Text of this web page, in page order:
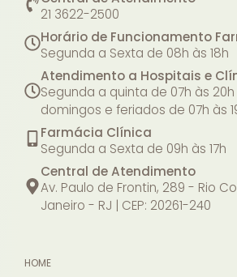
21 3622-2500
Horário de Funcionamento
Segunda a Sexta de 08h às 18h
Atendimento a Hospitais e
Segunda a quinta de 07h às 20h
domingos e feriados de 07h às
Farmácia Clínica
Segunda a Sexta de 09h às 17h
Central de Atendimento
Av. Paulo de Frontin, 289 - Rio
Janeiro - RJ | CEP: 20261-240
HOME